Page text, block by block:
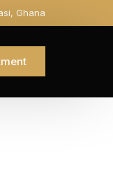
Ghana